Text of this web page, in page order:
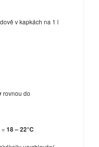
v kapkách na 1 l
rovnou do
=18 – 22°C